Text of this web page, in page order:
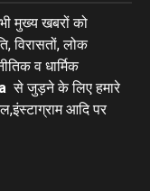
मुख्य खबरों को
विरासतों, लोक
व धार्मिक
से जुड़ने के लिए हमारे
आदि पर